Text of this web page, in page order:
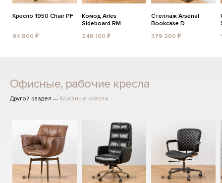
Кресло 1950 Chair PF
94 800 ₽
Комод Arles
Sideboard RM
248 100 ₽
Стеллаж Arsenal
Bookcase D
379 200 ₽
Офисные, рабочие кресла
Другой раздел — Кожаные кресла